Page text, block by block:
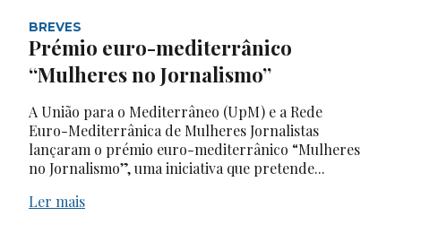
BREVES
Prémio euro-mediterrânico
“Mulheres no Jornalismo”
A União para o Mediterrâneo (UpM) e a Rede
Euro-Mediterrânica de Mulheres Jornalistas
lançaram o prémio euro-mediterrânico “Mulheres
no Jornalismo”, uma iniciativa que pretende...
Ler mais